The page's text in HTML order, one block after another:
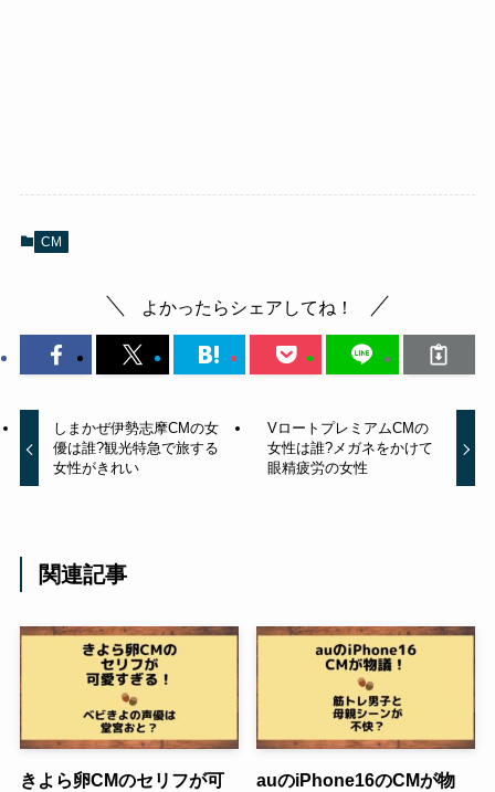
CM
よかったらシェアしてね！
しまかぜ伊勢志摩CMの女
優は誰?観光特急で旅する
女性がきれい
VロートプレミアムCMの
女性は誰?メガネをかけて
眼精疲労の女性
関連記事
きよら卵CMのセリフが可
auのiPhone16のCMが物